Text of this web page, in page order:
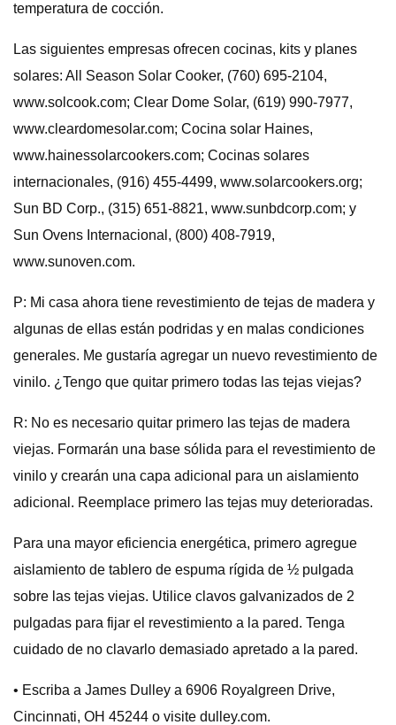
temperatura de cocción.
Las siguientes empresas ofrecen cocinas, kits y planes
solares: All Season Solar Cooker, (760) 695-2104,
www.solcook.com; Clear Dome Solar, (619) 990-7977,
www.cleardomesolar.com; Cocina solar Haines,
www.hainessolarcookers.com; Cocinas solares
internacionales, (916) 455-4499, www.solarcookers.org;
Sun BD Corp., (315) 651-8821, www.sunbdcorp.com; y
Sun Ovens Internacional, (800) 408-7919,
www.sunoven.com.
P: Mi casa ahora tiene revestimiento de tejas de madera y
algunas de ellas están podridas y en malas condiciones
generales. Me gustaría agregar un nuevo revestimiento de
vinilo. ¿Tengo que quitar primero todas las tejas viejas?
R: No es necesario quitar primero las tejas de madera
viejas. Formarán una base sólida para el revestimiento de
vinilo y crearán una capa adicional para un aislamiento
adicional. Reemplace primero las tejas muy deterioradas.
Para una mayor eficiencia energética, primero agregue
aislamiento de tablero de espuma rígida de ½ pulgada
sobre las tejas viejas. Utilice clavos galvanizados de 2
pulgadas para fijar el revestimiento a la pared. Tenga
cuidado de no clavarlo demasiado apretado a la pared.
• Escriba a James Dulley a 6906 Royalgreen Drive,
Cincinnati, OH 45244 o visite dulley.com.